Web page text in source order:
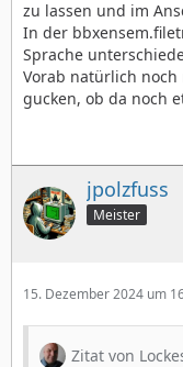
zu lassen und im
In der
Sprache
Vorab natürlich
gucken, ob da noch
jpolzfuss
Meister
15. Dezember 2024 um
Zitat von